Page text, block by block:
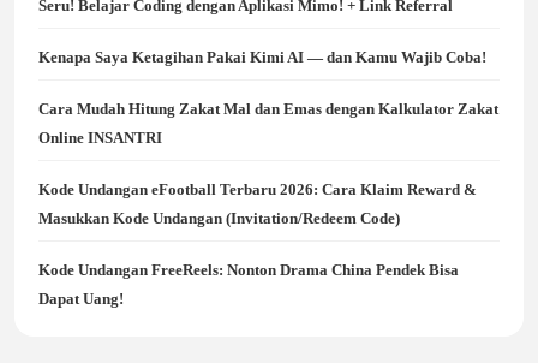
Seru! Belajar Coding dengan Aplikasi Mimo! + Link Referral
Kenapa Saya Ketagihan Pakai Kimi AI — dan Kamu Wajib Coba!
Cara Mudah Hitung Zakat Mal dan Emas dengan Kalkulator Zakat
Online INSANTRI
Kode Undangan eFootball Terbaru 2026: Cara Klaim Reward &
Masukkan Kode Undangan (Invitation/Redeem Code)
Kode Undangan FreeReels: Nonton Drama China Pendek Bisa
Dapat Uang!